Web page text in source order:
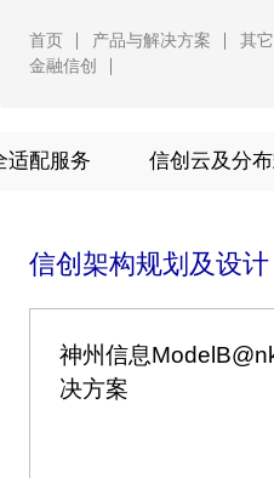
首页 产品与解决方案
其
金融信创
适配服务 信创云及分
信创架构规划及设计
神州信息
决方案